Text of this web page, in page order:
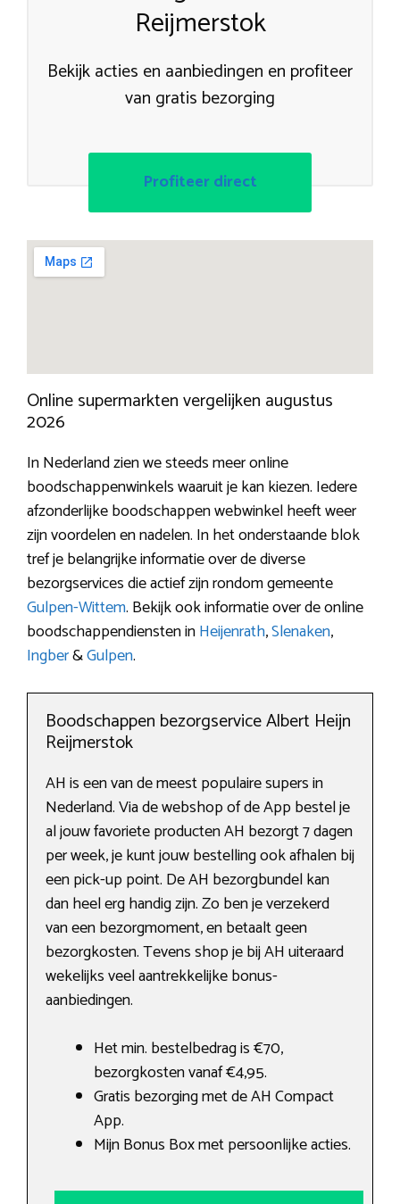
Reijmerstok
Bekijk acties en aanbiedingen en profiteer
van gratis bezorging
Profiteer direct
Online supermarkten vergelijken augustus
2026
In Nederland zien we steeds meer online
boodschappenwinkels waaruit je kan kiezen. Iedere
afzonderlijke boodschappen webwinkel heeft weer
zijn voordelen en nadelen. In het onderstaande blok
tref je belangrijke informatie over de diverse
bezorgservices die actief zijn rondom gemeente
Gulpen-Wittem. Bekijk ook informatie over de online
boodschappendiensten inHeijenrath,Slenaken,
Ingber&Gulpen.
Boodschappen bezorgservice Albert Heijn
Reijmerstok
AH is een van de meest populaire supers in
Nederland. Via de webshop of de App bestel je
al jouw favoriete producten AH bezorgt 7 dagen
per week, je kunt jouw bestelling ook afhalen bij
een pick-up point. De AH bezorgbundel kan
dan heel erg handig zijn. Zo ben je verzekerd
van een bezorgmoment, en betaalt geen
bezorgkosten. Tevens shop je bij AH uiteraard
wekelijks veel aantrekkelijke bonus-
aanbiedingen.
Het min. bestelbedrag is €70,
bezorgkosten vanaf €4,95.
Gratis bezorging met de AH Compact
App.
Mijn Bonus Box met persoonlijke acties.